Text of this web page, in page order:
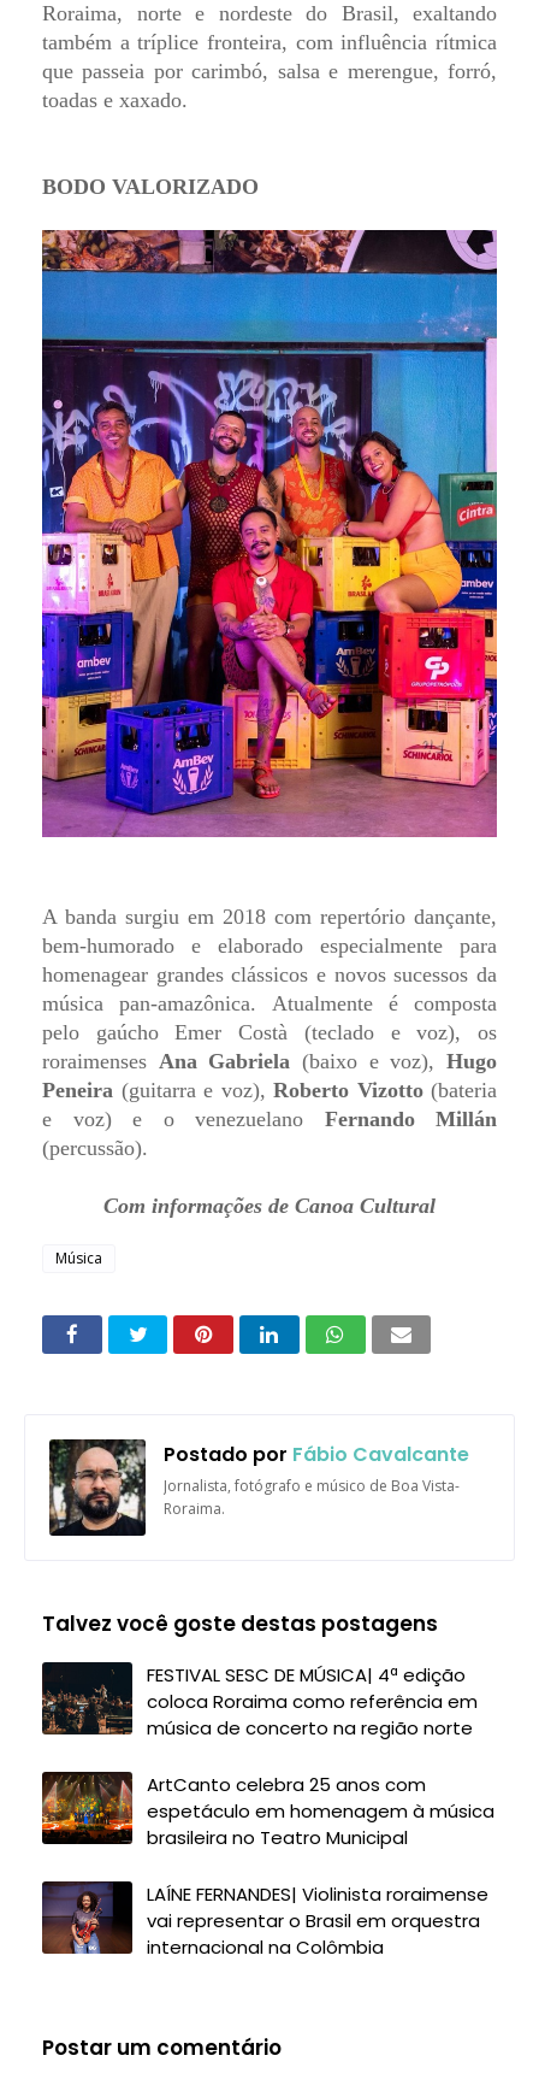
Roraima, norte e nordeste do Brasil, exaltando
também a tríplice fronteira, com influência rítmica
que passeia por carimbó, salsa e merengue, forró,
toadas e xaxado.
BODO VALORIZADO
A banda surgiu em 2018 com repertório dançante,
bem-humorado e elaborado especialmente para
homenagear grandes clássicos e novos sucessos da
música pan-amazônica. Atualmente é composta
pelo gaúcho Emer Costà (teclado e voz), os
roraimenses Ana Gabriela (baixo e voz),Hugo
Peneira (guitarra e voz), Roberto Vizotto(bateria
e voz) e o venezuelano Fernando Millán
(percussão).
Com informações de Canoa Cultural
Música
Postado por Fábio Cavalcante
Jornalista, fotógrafo e músico de Boa Vista-
Roraima.
Talvez você goste destas postagens
FESTIVAL SESC DE MÚSICA| 4ª edição
coloca Roraima como referência em
música de concerto na região norte
ArtCanto celebra 25 anos com
espetáculo em homenagem à música
brasileira no Teatro Municipal
LAÍNE FERNANDES| Violinista roraimense
vai representar o Brasil em orquestra
internacional na Colômbia
Postar um comentário